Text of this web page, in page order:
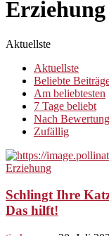
Erziehung
Aktuellste
Aktuellste
Beliebte
Am beliebtesten
7 Tage beliebt
Nach Bewertung
Zufällig
Erziehung
Schlingt Ihre
Das hilft!